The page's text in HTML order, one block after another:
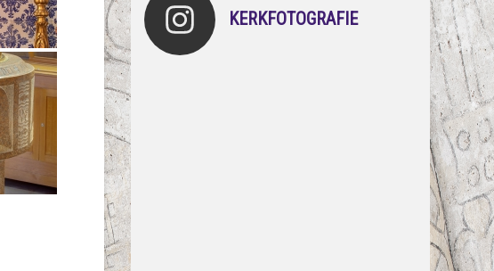
KERKFOTOGRAFIE